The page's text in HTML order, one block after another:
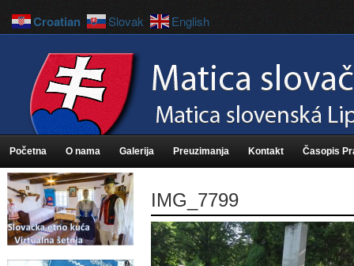
Početna O nama Galerija Preuzimanja Kontakt Časopis
IMG_7799
Croatian Slovak English